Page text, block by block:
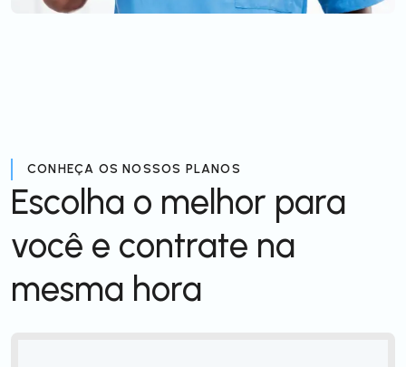
CONHEÇA OS NOSSOS PLANOS
Escolha o melhor para
você e contrate na
mesma hora